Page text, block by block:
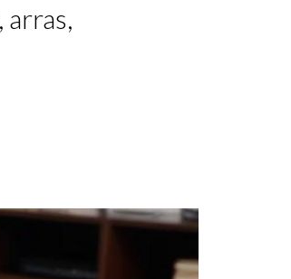
arras,